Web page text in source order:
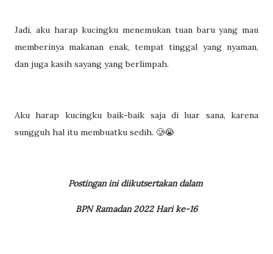
Jadi, aku harap kucingku menemukan tuan baru yang mau
memberinya makanan enak, tempat tinggal yang nyaman,
dan juga kasih sayang yang berlimpah.
Aku harap kucingku baik-baik saja di luar sana, karena
sungguh hal itu membuatku sedih. 🥲😭
Postingan ini diikutsertakan dalam
BPN Ramadan 2022 Hari ke-16